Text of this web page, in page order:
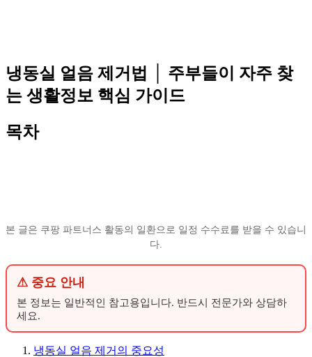
냉동실 얼음 제거법 │ 주부들이 자주 찾
는 생활정보 핵심 가이드
목차
본 글은 쿠팡 파트너스 활동의 일환으로 일정 수수료를 받을 수 있습니
다.
⚠ 중요 안내
본 정보는 일반적인 참고용입니다. 반드시 전문가와 상담하
세요.
냉동실 얼음 제거의 중요성